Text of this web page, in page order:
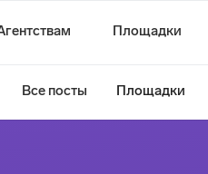
Площадки
Все посты Площадки